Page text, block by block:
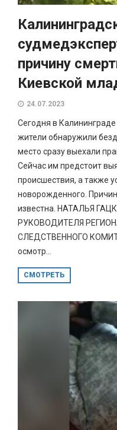
причину
Киевской
24.07.2023
Сегодня в
жители обнаружили
место сразу выехали
Сейчас им предстоит
происшествия, а также
новорожденного.
известна. НАТАЛЬЯ
РУКОВОДИТЕЛЯ
СЛЕДСТВЕННОГО
осмотр...
СМОТРЕТЬ